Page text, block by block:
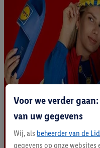
Voor we verder
van uw gegevens
Wij, als beheerder van de
gegevens op onze websites